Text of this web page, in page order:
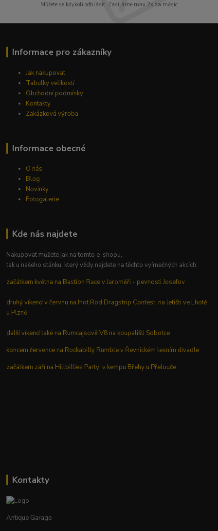
Můžete se kdykoli odhlásit. Zasíláme max.2x za měsíc
Informace pro zákazníky
Jak nakupovat
Tabulky velikostí
Obchodní podmínky
Kontakty
Zakázková výroba
Informace obecné
O nás
Blog
Novinky
Fotogalerie
Kde nás najdete
Nakupovat můžete jak na tomto e-shopu,
tak u našeho stánku, který vždy najdete na těchto vyímečných akcích:
začátkem května na Bastion Race v Jaroměři - pevnosti Josefov
druhý víkend v červnu na Hot Rod Dragstrip Contest na letišti ve Lhotě
u Plzně
další víkend také na Rumcajsově V8 na koupališti Sobotce
koncem července na Rockabilly Rumble v Řevnickém lesním divadle
začátkem září na Hillbillies Party v kempu Břehy u Přelouče
Kontakty
Antique Garage